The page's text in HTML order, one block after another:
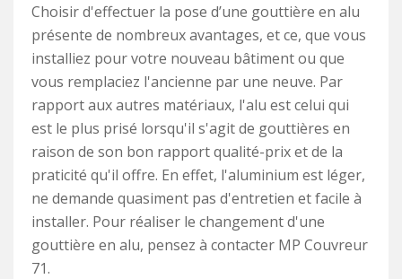
Choisir d'effectuer la pose d’une gouttière en alu
présente de nombreux avantages, et ce, que vous
installiez pour votre nouveau bâtiment ou que
vous remplaciez l'ancienne par une neuve. Par
rapport aux autres matériaux, l'alu est celui qui
est le plus prisé lorsqu'il s'agit de gouttières en
raison de son bon rapport qualité-prix et de la
praticité qu'il offre. En effet, l'aluminium est léger,
ne demande quasiment pas d'entretien et facile à
installer. Pour réaliser le changement d'une
gouttière en alu, pensez à contacter MP Couvreur
71.